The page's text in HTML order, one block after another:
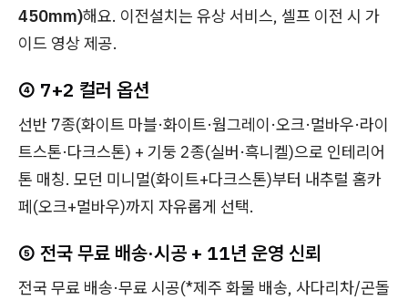
450mm)해요. 이전설치는 유상 서비스, 셀프 이전 시 가
이드 영상 제공.
④ 7+2 컬러 옵션
선반 7종(화이트 마블·화이트·웜그레이·오크·멀바우·라이
트스톤·다크스톤) + 기둥 2종(실버·흑니켈)으로 인테리어
톤 매칭. 모던 미니멀(화이트+다크스톤)부터 내추럴 홈카
페(오크+멀바우)까지 자유롭게 선택.
⑤ 전국 무료 배송·시공 + 11년 운영 신뢰
전국 무료 배송·무료 시공(*제주 화물 배송, 사다리차/곤돌